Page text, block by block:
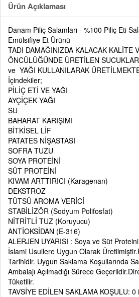
Ürün Açıklaması
Danam Piliç Salamları - %100 Piliç Eti
Emülsifiye Et Ürünü
TADI DAMAĞINIZDA KALACAK KALİTE
ÖNCÜLÜĞÜNDE ÜRETİLEN
ve YAĞI KULLANILARAK
İçindekiler;
PİLİÇ ETİ VE YAĞI
AYÇİÇEK YAĞI
SU
BAHARAT KARIŞIMI
BİTKİSEL LİF
PATATES NİŞASTASI
SOFRA TUZU
SOYA PROTEİNİ
SÜT PROTEİNİ
KIVAM ARTTIRICI (Karagenan)
DEKSTROZ
TÜTSÜ AROMA VERİCİ
STABİLİZÖR (Sodyum Polifosfat)
NİTRİTLİ TUZ (Koruyucu)
ANTİOKSİDAN (E-316)
ALERJEN UYARISI : Soya ve Süt
İslami Usullere Uygun Olarak
Tarihidir. Uygun Saklama Koşullarında
Ambalajı Açılmadığı Sürece
Tüketilir.
TAVSİYE EDİLEN SAKLAMA KOŞULU: